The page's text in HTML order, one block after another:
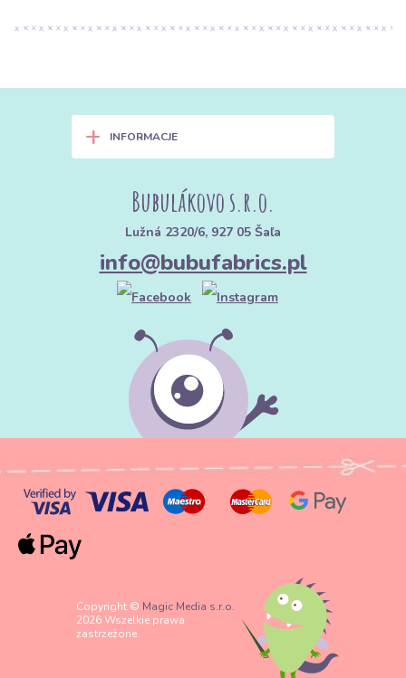
+ INFORMACJE
Bubulákovo s.r.o.
Lužná 2320/6, 927 05 Šaľa
info@bubufabrics.pl
Copyright © Magic Media s.r.o.
2026 Wszelkie prawa
zastrzeżone